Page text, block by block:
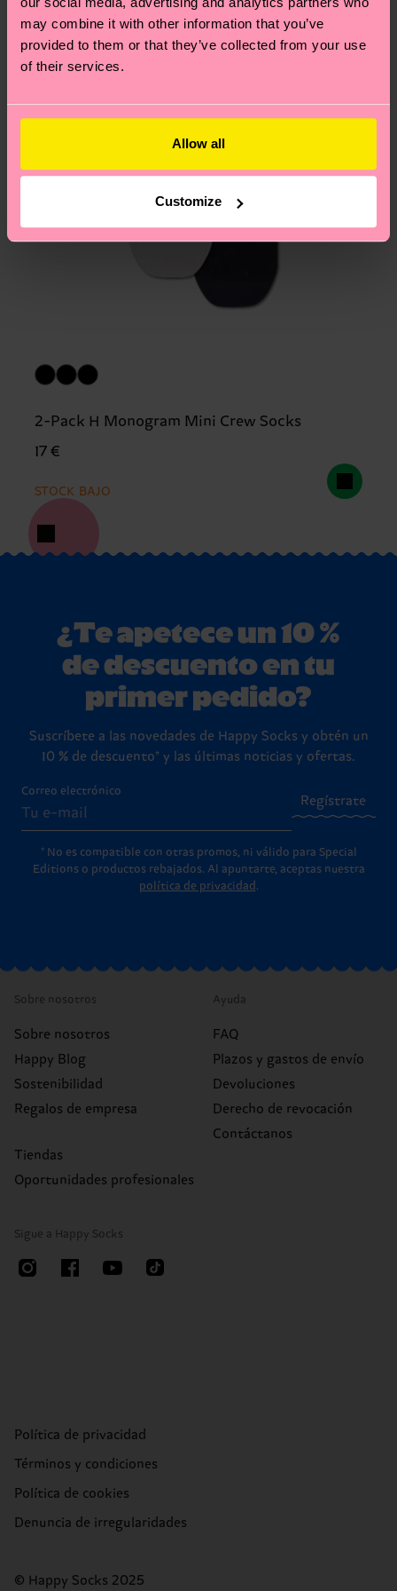
may combine it with other information that you’ve
provided to them or that they’ve collected from your use
of their services.
Allow all
Customize
2-Pack H Monogram Mini Crew Socks
17 €
STOCK BAJO
¿Te apetece un 10 %
de descuento en tu
primer pedido?
Suscríbete a las novedades de Happy Socks y obtén un
10 % de descuento* y las últimas noticias y ofertas.
Correo electrónico
Regístrate
* No es compatible con otras promos, ni válido para Special
Editions o productos rebajados. Al apuntarte, aceptas nuestra
política de privacidad .
Sobre nosotros
Sobre nosotros
Happy Blog
Sostenibilidad
Regalos de empresa
Tiendas
Oportunidades profesionales
Ayuda
FAQ
Plazos y gastos de envío
Devoluciones
Derecho de revocación
Contáctanos
Sigue a Happy Socks
Política de privacidad
Términos y condiciones
Política de cookies
Denuncia de irregularidades
© Happy Socks 2025